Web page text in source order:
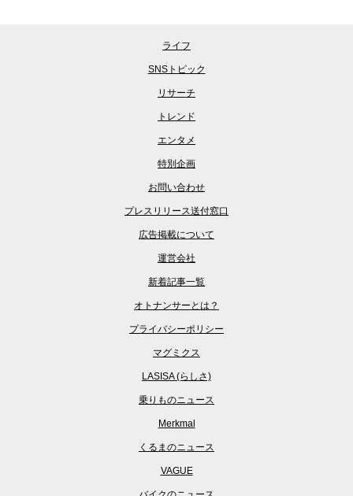
ライフ
SNSトピック
リサーチ
トレンド
エンタメ
特別企画
お問い合わせ
プレスリリース送付窓口
広告掲載について
運営会社
新着記事一覧
オトナンサーとは？
プライバシーポリシー
マグミクス
LASISA (らしさ)
乗りものニュース
Merkmal
くるまのニュース
VAGUE